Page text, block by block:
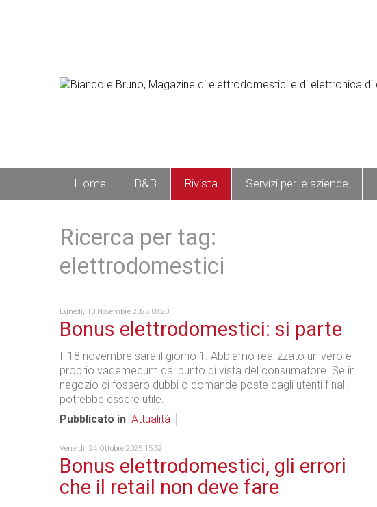
Home B&B Rivista Servizi per le aziende
Ricerca per tag:
elettrodomestici
Lunedì, 10 Novembre 2025 08:23
Bonus elettrodomestici: si parte
Il 18 novembre sarà il giorno 1. Abbiamo realizzato un vero e
proprio vademecum dal punto di vista del consumatore. Se in
negozio ci fossero dubbi o domande poste dagli utenti finali,
potrebbe essere utile.
Pubblicato in Attualità
Venerdì, 24 Ottobre 2025 15:52
Bonus elettrodomestici, gli errori
che il retail non deve fare